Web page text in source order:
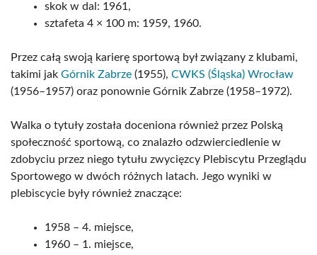
skok w dal: 1961,
sztafeta 4 × 100 m: 1959, 1960.
Przez całą swoją karierę sportową był związany z klubami,
takimi jak Górnik Zabrze (1955), CWKS (Śląska) Wrocław
(1956–1957) oraz ponownie Górnik Zabrze (1958–1972).
Walka o tytuły została doceniona również przez Polską
społeczność sportową, co znalazło odzwierciedlenie w
zdobyciu przez niego tytułu zwycięzcy Plebiscytu Przeglądu
Sportowego w dwóch różnych latach. Jego wyniki w
plebiscycie były również znaczące:
1958 – 4. miejsce,
1960 – 1. miejsce,